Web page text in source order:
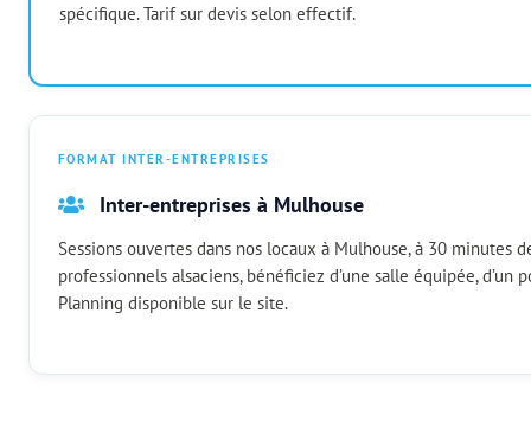
spécifique. Tarif sur devis selon effectif.
FORMAT INTER-ENTREPRISES
Inter-entreprises à Mulhouse
Sessions ouvertes dans nos locaux à Mulhouse, à 30 minutes
professionnels alsaciens, bénéficiez d’une salle équipée,
Planning disponible sur le site.